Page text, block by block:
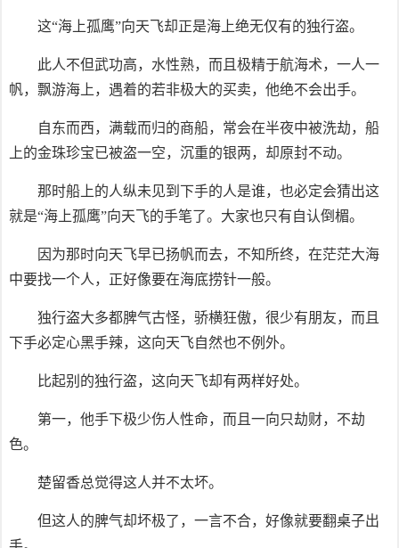
这“海上孤鹰”向天飞却正是海上绝无仅有的独行盗。
此人不但武功高，水性熟，而且极精于航海术，一人一
帆，飘游海上，遇着的若非极大的买卖，他绝不会出手。
自东而西，满载而归的商船，常会在半夜中被洗劫，船
上的金珠珍宝已被盗一空，沉重的银两，却原封不动。
那时船上的人纵未见到下手的人是谁，也必定会猜出这
就是“海上孤鹰”向天飞的手笔了。大家也只有自认倒楣。
因为那时向天飞早已扬帆而去，不知所终，在茫茫大海
中要找一个人，正好像要在海底捞针一般。
独行盗大多都脾气古怪，骄横狂傲，很少有朋友，而且
下手必定心黑手辣，这向天飞自然也不例外。
比起别的独行盗，这向天飞却有两样好处。
第一，他手下极少伤人性命，而且一向只劫财，不劫
色。
楚留香总觉得这人并不太坏。
但这人的脾气却坏极了，一言不合，好像就要翻桌子出